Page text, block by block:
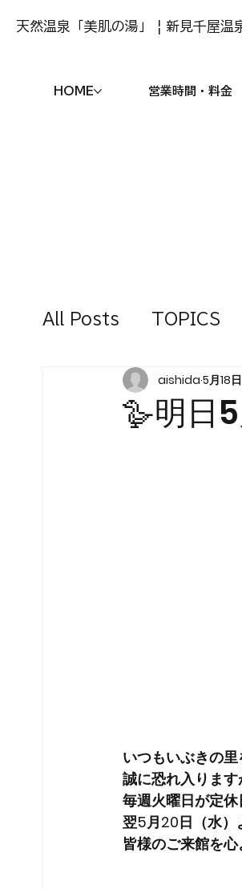
天然温泉「美肌の湯」 | 新見千屋
HOME 営業時間・料金
All Posts TOPICS
🪿明日
aishida 5月18日
いつもいぶきの
誠に恐れ入ります
毎週火曜日が定
翌5月20日（水）
皆様のご来館を